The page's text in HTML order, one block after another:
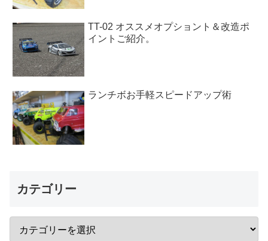
TT-02 オススメオプショント＆改造ポ
イントご紹介。
ランチボお手軽スピードアップ術
カテゴリー